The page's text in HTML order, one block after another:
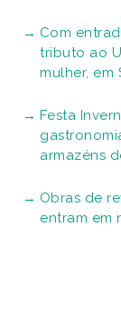
Com
tributo ao
mulher, em
Festa
armazéns
Obras de
entram em